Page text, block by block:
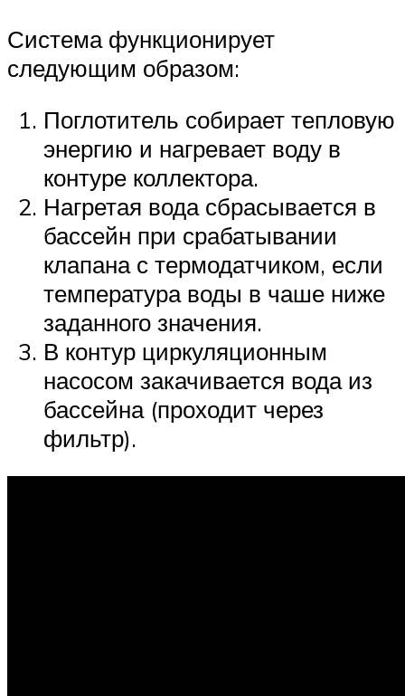
Система функционирует
следующим образом:
Поглотитель собирает тепловую
энергию и нагревает воду в
контуре коллектора.
Нагретая вода сбрасывается в
бассейн при срабатывании
клапана с термодатчиком, если
температура воды в чаше ниже
заданного значения.
В контур циркуляционным
насосом закачивается вода из
бассейна (проходит через
фильтр).